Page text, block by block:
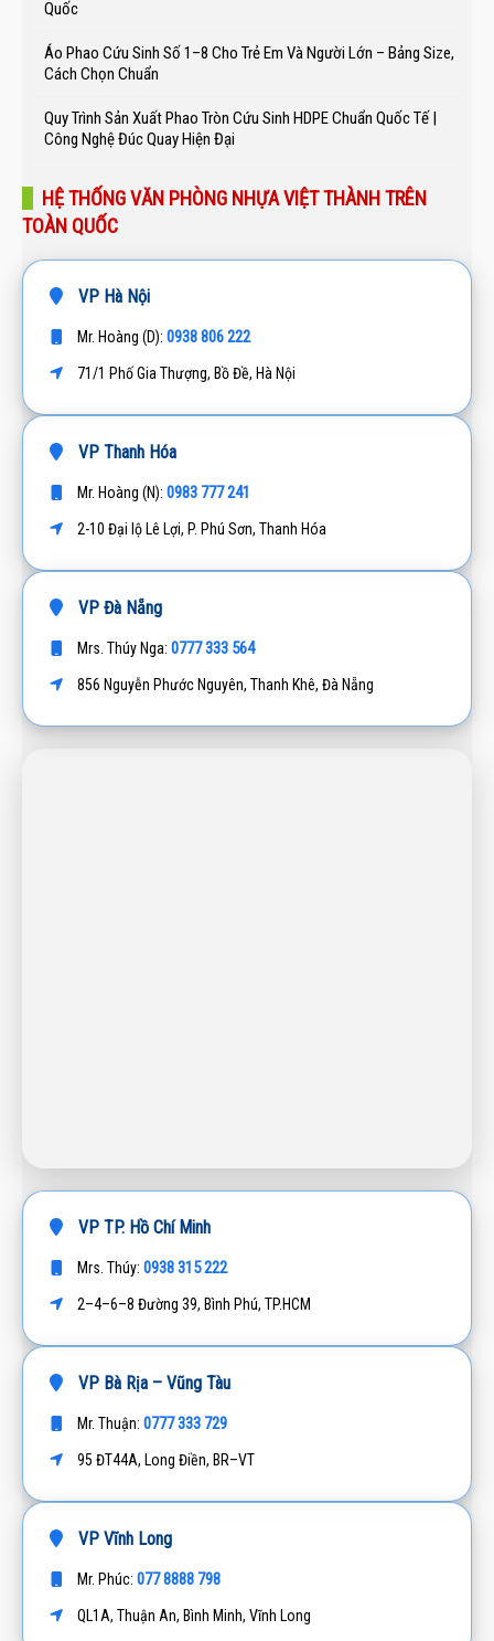
Quốc
Áo Phao Cứu Sinh Số 1–8 Cho Trẻ Em Và Người Lớn – Bảng Size,
Cách Chọn Chuẩn
Quy Trình Sản Xuất Phao Tròn Cứu Sinh HDPE Chuẩn Quốc Tế |
Công Nghệ Đúc Quay Hiện Đại
HỆ THỐNG VĂN PHÒNG NHỰA VIỆT THÀNH TRÊN
TOÀN QUỐC
VP Hà Nội
Mr. Hoàng (D): 0938 806 222
71/1 Phố Gia Thượng, Bồ Đề, Hà Nội
VP Thanh Hóa
Mr. Hoàng (N): 0983 777 241
2-10 Đại lộ Lê Lợi, P. Phú Sơn, Thanh Hóa
VP Đà Nẵng
Mrs. Thúy Nga: 0777 333 564
856 Nguyễn Phước Nguyên, Thanh Khê, Đà Nẵng
VP TP. Hồ Chí Minh
Mrs. Thúy: 0938 315 222
2–4–6–8 Đường 39, Bình Phú, TP.HCM
VP Bà Rịa – Vũng Tàu
Mr. Thuận: 0777 333 729
95 ĐT44A, Long Điền, BR–VT
VP Vĩnh Long
Mr. Phúc: 077 8888 798
QL1A, Thuận An, Bình Minh, Vĩnh Long